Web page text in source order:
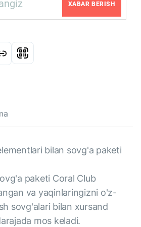
XABAR BERISH
bilan sovg'a paketi
paketi Coral Club
va yaqinlaringizni o'z-
sovg'alari bilan xursand
mos keladi.